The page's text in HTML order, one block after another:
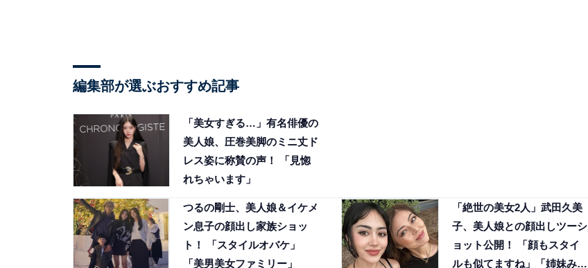
編集部が選ぶおすすめ記事
「美女すぎる…」有名俳優の
美人娘、圧巻美脚のミニ丈ド
レス姿に称賛の声！ 「見惚
れちゃいます」
つるの剛士、美人娘＆イケメ
ン息子の顔出し家族ショッ
ト！ 「スタイルオバケ」
「美男美女ファミリー」
「絶世の美女2人」武田久美
子、美人娘との顔出しツーシ
ョット公開！ 「顔もスタイ
ルも似てますね」「姉妹みた